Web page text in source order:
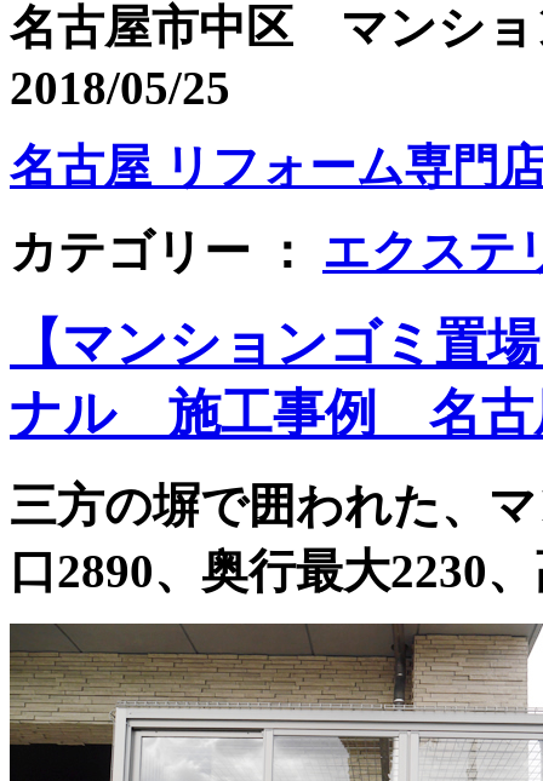
名古屋市中区 マンシ
2018/05/25
名古屋 リフォーム専門
カテゴリー ： エクステ
【マンションゴミ
ナル 施工事例 名古
三方の塀で囲われた、
口2890、奥行最大2230